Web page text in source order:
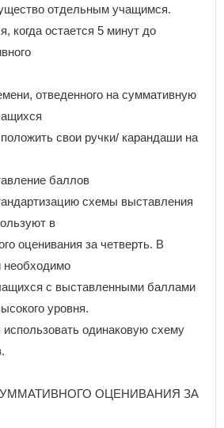
отдельным учащимся.
когда остается 5 минут до
отведенного на суммативную
свои ручки/ карандаши на
баллов
схемы выставления
в
оценивания за четверть. В
необходимо
с выставленными баллами
уровня.
одинаковую схему
ОЦЕНИВАНИЯ ЗА